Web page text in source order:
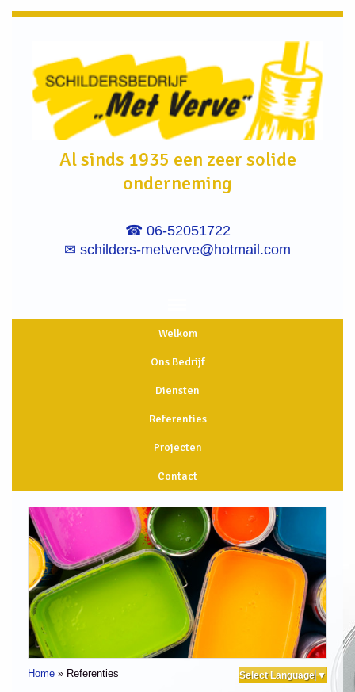
Al sinds 1935 een zeer solide
onderneming
☎ 06-52051722
✉ schilders-metverve@hotmail.com
Welkom
Ons Bedrijf
Diensten
Referenties
Projecten
Contact
Select Language ▼
Home » Referenties